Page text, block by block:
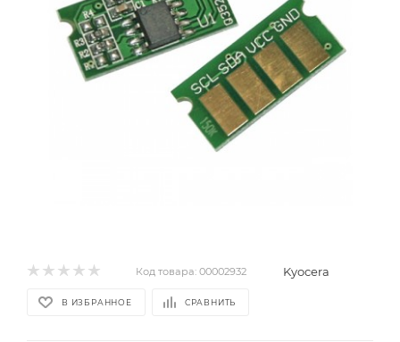
Код товара: 00002932 Kyocera
В ИЗБРАННОЕ СРАВНИТЬ